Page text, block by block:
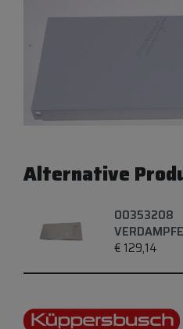
Alternative
00353208
€ 129,14